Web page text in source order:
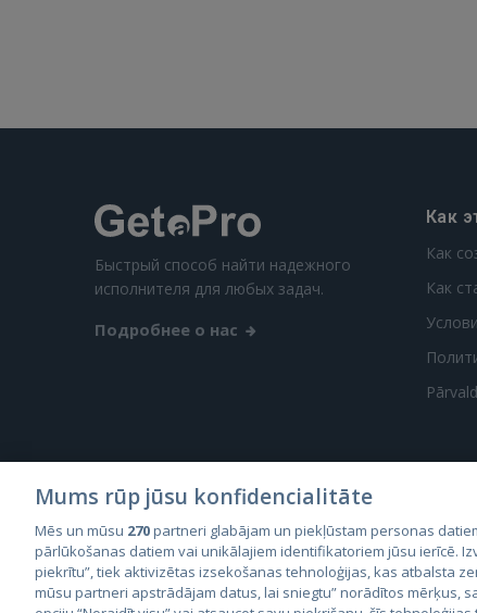
Быстрый способ найти надежного
исполнителя для любых задач.
Подробнее о нас
Как
Как
Как
Mums rūp jūsu konfidencialitāte
Mēs un mūsu 270partneri glabājam un piekļūstam personas
pārlūkošanas datiem vai unikālajiem identifikatoriem jūsu ierīcē.
piekrītu”, tiek aktivizētas izsekošanas tehnoloģijas, kas atbalsta
mūsu partneri apstrādājam datus, lai sniegtu” norādītos mērķus,